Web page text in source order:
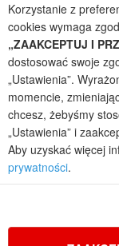
nieznacznie różnić się
Informujemy, iż w celu
dostosowania ich do
informacji zapisanych
końcowych
pomocą ustawień
naszego serwisu
internetowej oznacza,
Więcej informacji
Polityka prywatności
Reklamacje
Korzystanie z
cookies wymaga
„ZAAKCEPTUJ I
dostosować swoje
„Ustawienia”.
momencie,
chcesz, żebyśmy
„Ustawienia” i
Aby uzyskać więcej
prywatności.